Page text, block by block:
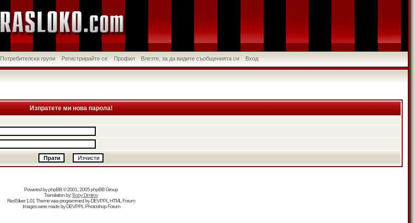
Потребителски групи Регистрирайте се Профил Влезте, за да видите съобщенията си Вход
Изпратете ми нова парола!
Powered byphpBB© 2001, 2005 phpBB Group
Translation by:Boby Dimitrov
RedSilver 1.01 Theme was programmed byDEVPPL HTML Forum
Images were made byDEVPPL Photoshop Forum